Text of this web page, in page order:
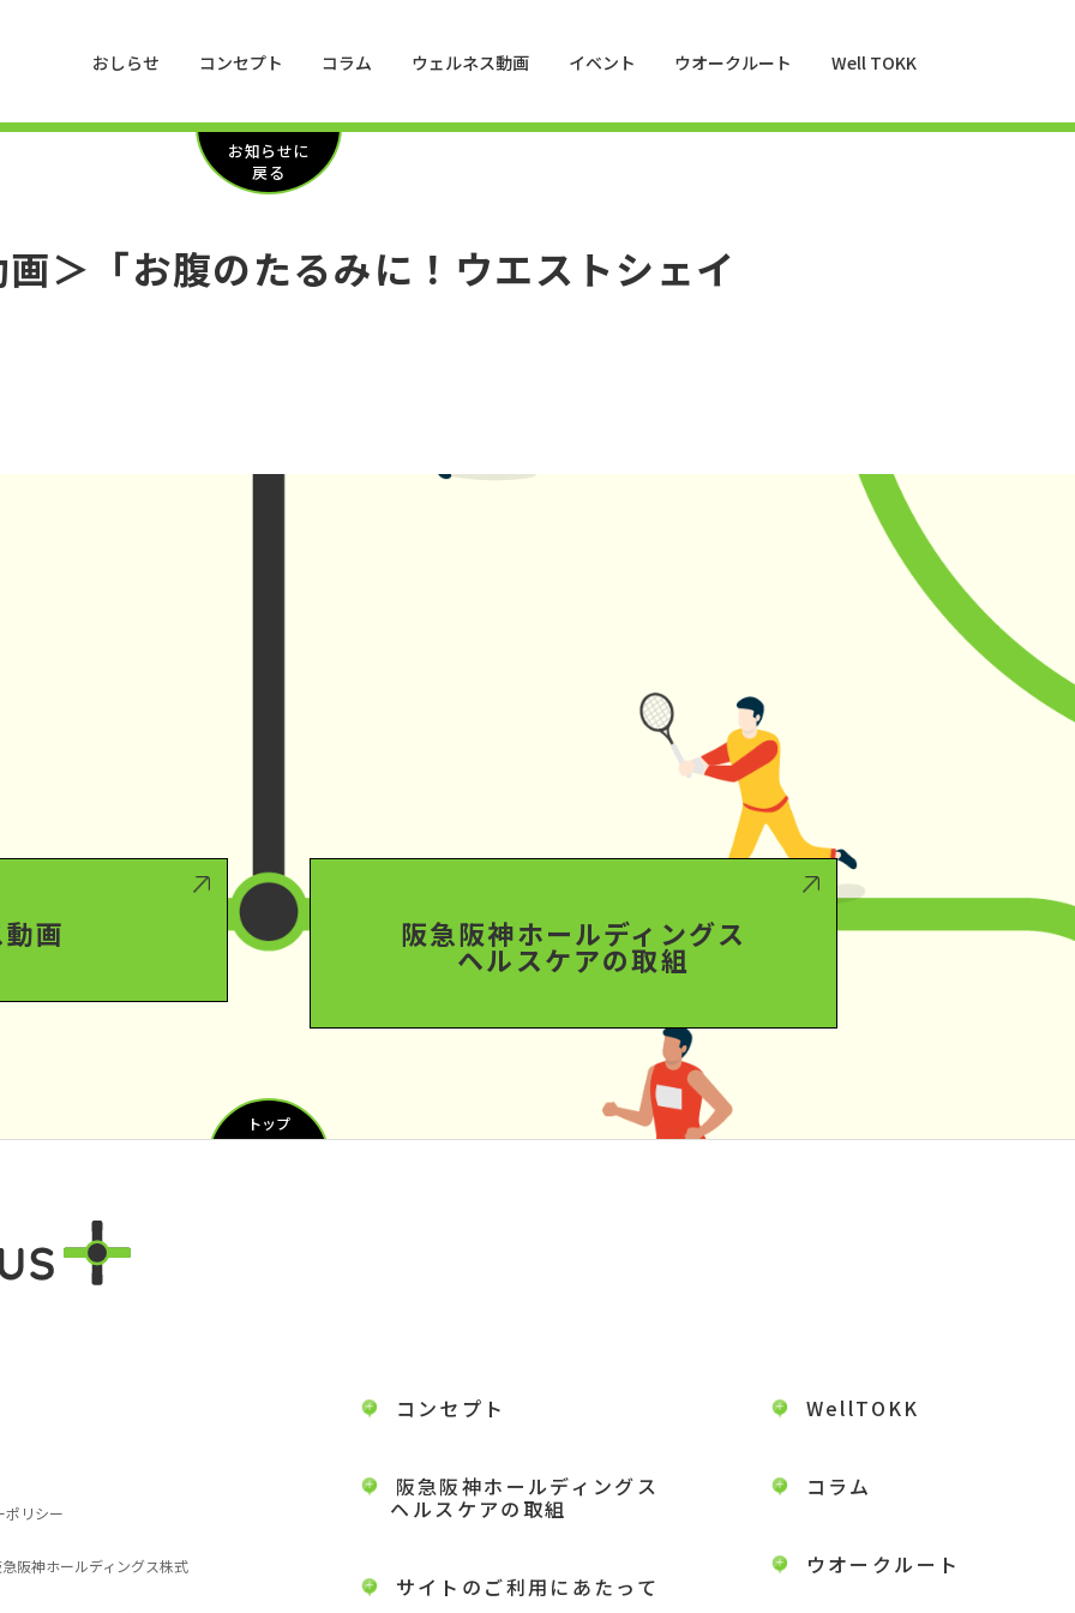
おしらせ コンセプト コラム ウェルネス動画 イベント ウオークルート Well TOKK
お知らせに
戻る
＞「お腹のたるみに！ウエストシェイ
画 阪急阪神ホールディングス
ヘルスケアの取組
トップ
コンセプト
阪急阪神ホールディングス
ヘルスケアの取組
サイトのご利用にあたって
WellTOKK
コラム
ウオークルート
ポリシー
阪神ホールディングス株式